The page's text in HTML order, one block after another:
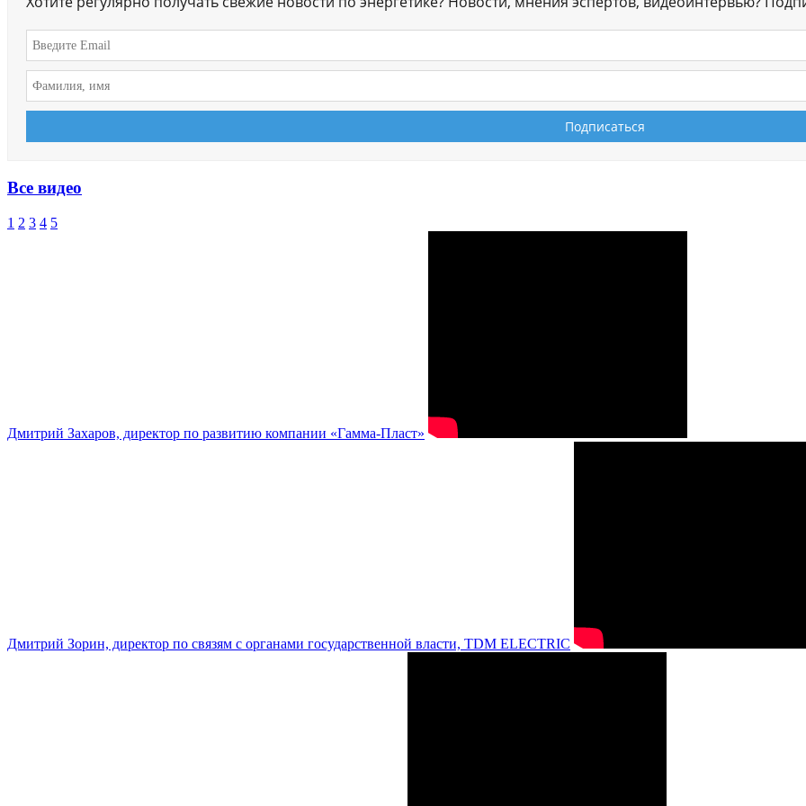
Все видео
1 2 3 4 5
Дмитрий Захаров, директор по развитию компании «Гамма-Пласт»
Дмитрий Зорин, директор по связям с органами государственной власти, TDM ELECTRIC